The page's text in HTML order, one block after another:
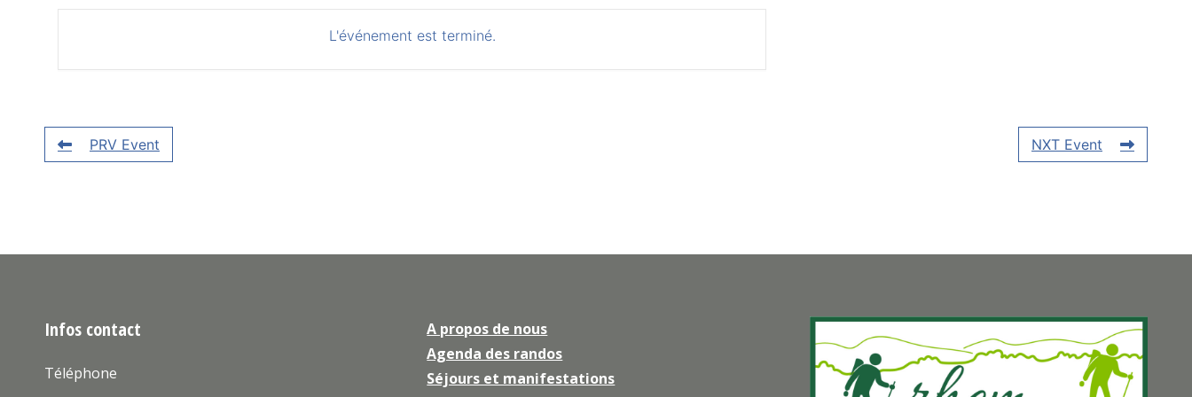
L'événement est terminé.
PRV Event NXT Event
Infos contact
Téléphone
A propos de nous
Agenda des randos
Séjours et manifestations